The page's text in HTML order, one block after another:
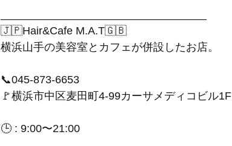
🇯🇵Hair&Cafe M.A.T🇬🇧
横浜山手の美容室とカフェが併設したお店。
📞045-873-6653
🚩横浜市中区麦田町4-99カーサメディコビル1F
🕒 : 9:00〜21:00